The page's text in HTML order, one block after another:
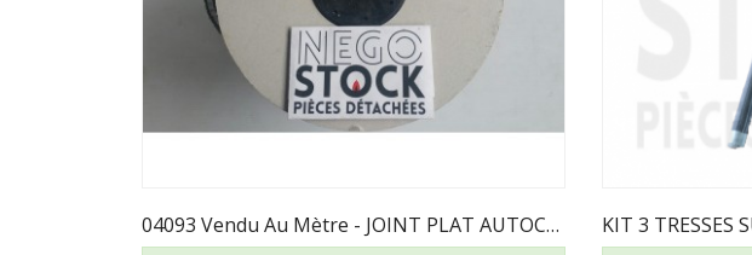
04093 Vendu Au Mètre - JOINT PLAT AUTOCOLLANT...